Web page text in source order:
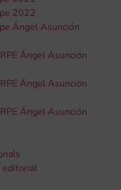
2022
Ángel Asunción
Ángel Asunción
Ángel Asunción
Ángel Asunción
editorial